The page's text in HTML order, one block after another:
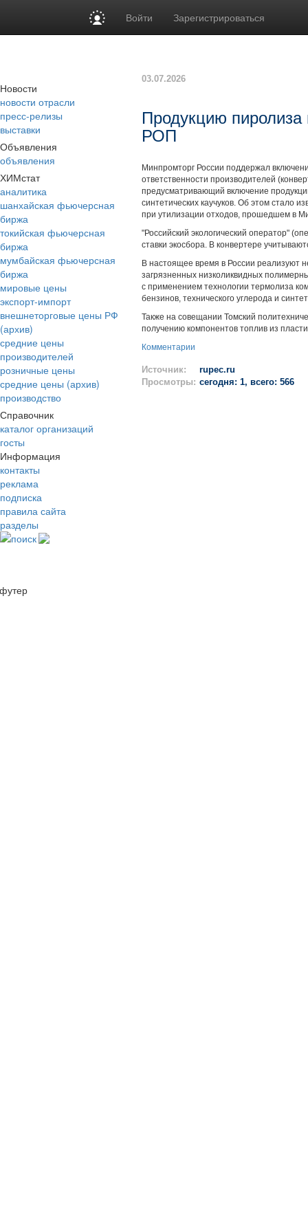
Войти Зарегистрироваться
Новости
новости отрасли
пресс-релизы
выставки
Объявления
объявления
ХИМстат
аналитика
шанхайская фьючерсная
биржа
токийская фьючерсная
биржа
мумбайская фьючерсная
биржа
мировые цены
экспорт-импорт
внешнеторговые цены РФ
(архив)
средние цены
производителей
розничные цены
средние цены (архив)
производство
Справочник
каталог организаций
госты
Информация
контакты
реклама
подписка
правила сайта
разделы
поиск
03.07.2026
Продукцию
РОП
Минпромторг России поддержал
ответственности производителей
предусматривающий включение
синтетических каучуков. Об этом стало
при утилизации отходов, прошедшем в
"Российский экологический оператор"
ставки экосбора. В конвертере
В настоящее время в России реализуют
загрязненных низколиквидных
с применением технологии термолиза
бензинов, технического углерода и
Также на совещании Томский
получению компонентов топлив из
Комментарии
Источник:
rupec.ru
Просмотры: сегодня: 1, всего: 566
футер